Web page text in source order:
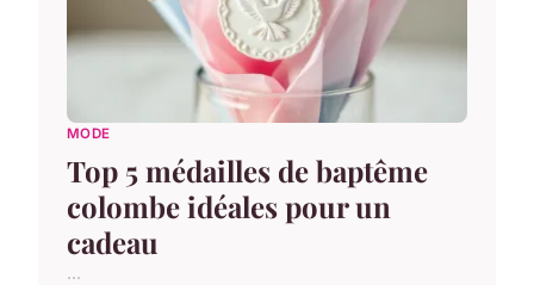
MODE
Top 5 médailles de baptême
colombe idéales pour un
cadeau
...